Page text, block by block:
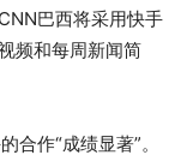
巴西将采用快手
频和每周新闻简
合作“成绩显著”。